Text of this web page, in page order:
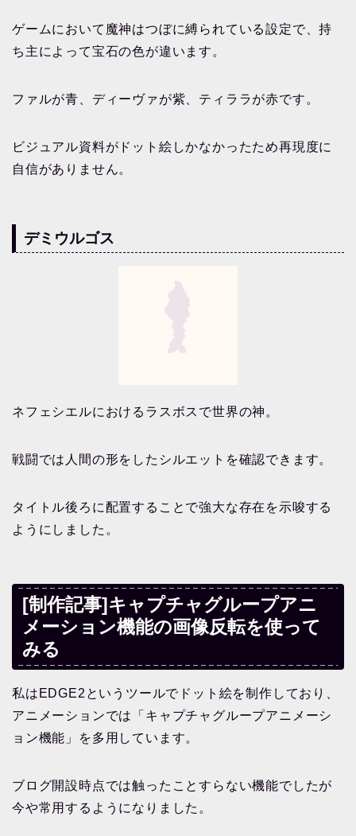
ゲームにおいて魔神はつぼに縛られている設定で、持
ち主によって宝石の色が違います。
ファルが青、ディーヴァが紫、ティララが赤です。
ビジュアル資料がドット絵しかなかったため再現度に
自信がありません。
デミウルゴス
ネフェシエルにおけるラスボスで世界の神。
戦闘では人間の形をしたシルエットを確認できます。
タイトル後ろに配置することで強大な存在を示唆する
ようにしました。
[制作記事]キャプチャグループアニ
メーション機能の画像反転を使って
みる
私はEDGE2というツールでドット絵を制作しており、
アニメーションでは「キャプチャグループアニメーシ
ョン機能」を多用しています。
ブログ開設時点では触ったことすらない機能でしたが
今や常用するようになりました。